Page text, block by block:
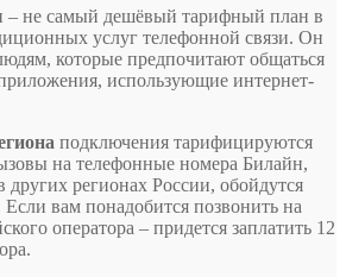
– не самый дешёвый тарифный план в
услуг телефонной связи. Он
которые предпочитают общаться
использующие интернет-
подключения тарифицируются
на телефонные номера Билайн,
других регионах России, обойдутся
вам понадобится позвонить на
оператора – придется заплатить 12